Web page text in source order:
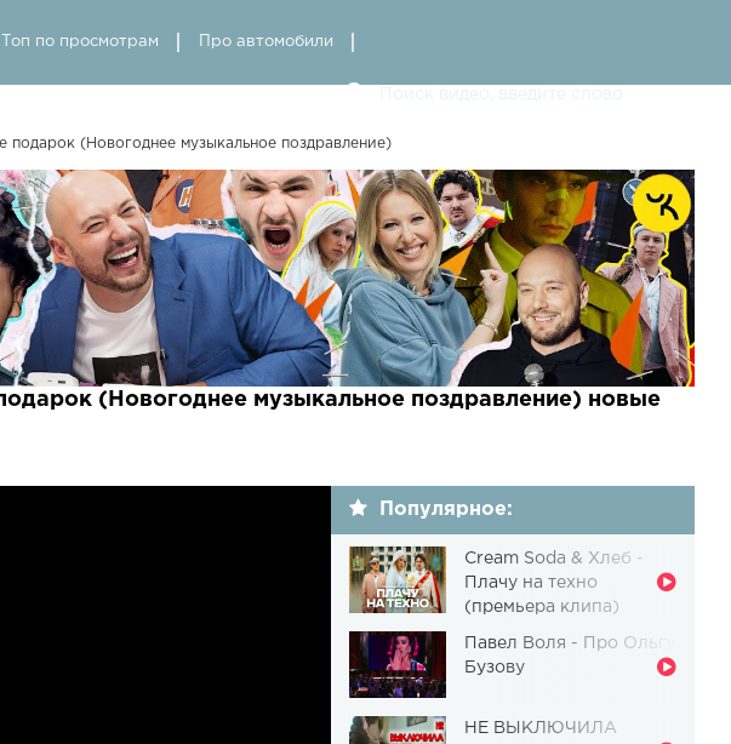
Топ по просмотрам Про автомобили
(Новогоднее музыкальное поздравление)
(Новогоднее музыкальное поздравление) новые
Популярное:
Cream Soda & Хлеб -
Плачу на техно
(премьера клипа)
Павел Воля - Про Ольгу
Бузову
НЕ ВЫКЛЮЧИЛА